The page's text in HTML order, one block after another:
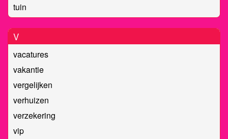
tuin
V
vacatures
vakantie
vergelijken
verhuizen
verzekering
vip